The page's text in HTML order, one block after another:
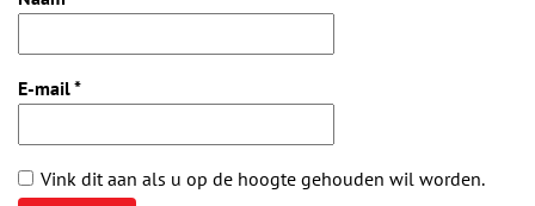
E-mail*
Vink dit aan als u op de hoogte gehouden wil worden.